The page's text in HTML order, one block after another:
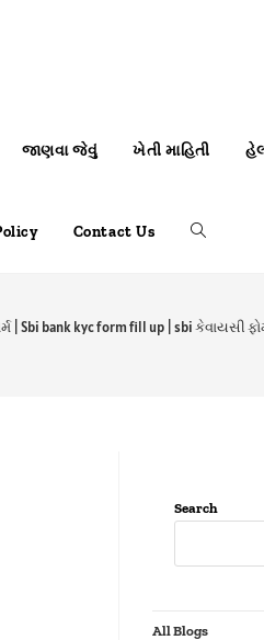
જાણવા જેવું ખેતી માહિતી
Contact Us
| Sbi bank kyc form fill up | sbi કેવાયસી
Search
All Blogs